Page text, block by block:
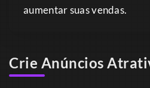
aumentar suas vendas.
Crie Anúncios